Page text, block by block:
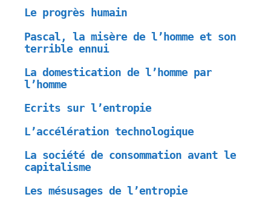
Le progrès humain
Pascal, la misère de l’homme et son
terrible ennui
La domestication de l’homme par
l’homme
Ecrits sur l’entropie
L’accélération technologique
La société de consommation avant le
capitalisme
Les mésusages de l’entropie